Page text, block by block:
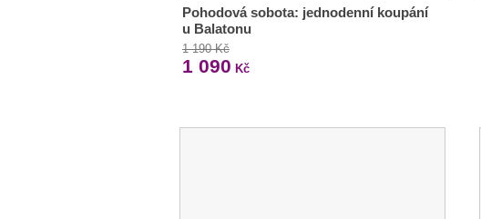
Pohodová sobota: jednodenní koupání
u Balatonu
1 190 Kč
1 090 Kč